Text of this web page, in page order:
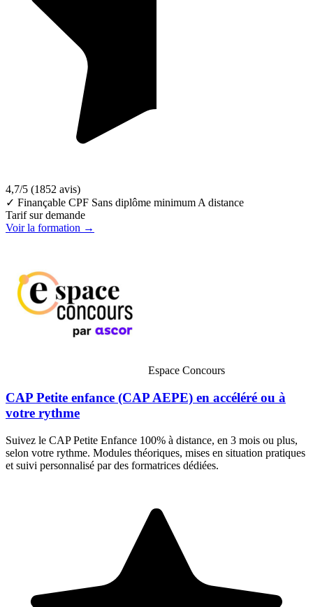
4,7/5 (1852 avis)
✓ Finançable CPF Sans diplôme minimum A distance
Tarif sur demande
Voir la formation →
Espace Concours
CAP Petite enfance (CAP AEPE) en accéléré ou à
votre rythme
Suivez le CAP Petite Enfance 100% à distance, en 3 mois ou plus,
selon votre rythme. Modules théoriques, mises en situation pratiques
et suivi personnalisé par des formatrices dédiées.